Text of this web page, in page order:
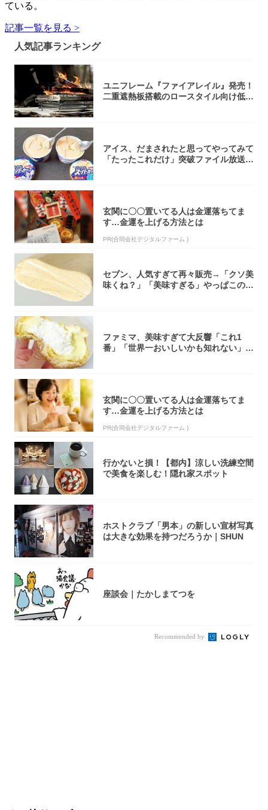
ている。
記事一覧を見る >
人気記事ランキング
ユニフレーム『ファイアレイル』発売！
二重遮熱板搭載のロースタイル向け低型
アイス、だまされたと思ってやってみて
「たったこれだけ」突破ファイル放送で
玄関に〇〇置いてる人は金運落ちてま
す…金運を上げる方法とは
PR(合同会社デジタルファーム )
セブン、人気すぎて再々販売→「クソ美
味くね？」「美味すぎる」やっぱこのク
ファミマ、美味すぎて大反響「これ1
番」「世界一おいしいかも知れない」
玄関に〇〇置いてる人は金運落ちてま
す…金運を上げる方法とは
PR(合同会社デジタルファーム )
行かないと損！【都内】涼しい洗練空間
で美食を楽しむ！隠れ家スポット
ホストクラブ「男本」の新しい宣材写真
は大きな効果を持つだろうか｜SHUN
座談会｜たかしまてつを
Recommended by